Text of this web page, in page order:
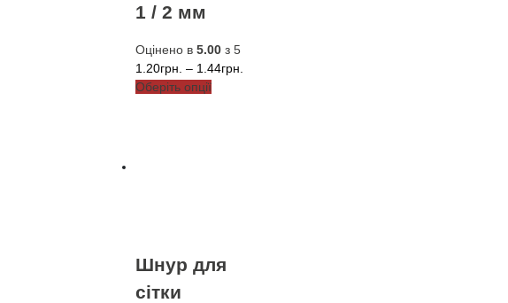
1 / 2 мм
Оцінено в 5.00 з 5
1.20грн. – 1.44грн.
Оберіть опціїЦей
товару
Шнур для
сітки